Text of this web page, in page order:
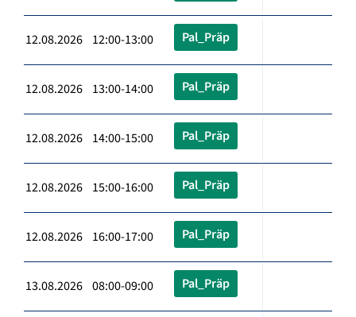
12.08.2026 12:00-13:00 Pal_Präp
12.08.2026 13:00-14:00 Pal_Präp
12.08.2026 14:00-15:00 Pal_Präp
12.08.2026 15:00-16:00 Pal_Präp
12.08.2026 16:00-17:00 Pal_Präp
13.08.2026 08:00-09:00 Pal_Präp